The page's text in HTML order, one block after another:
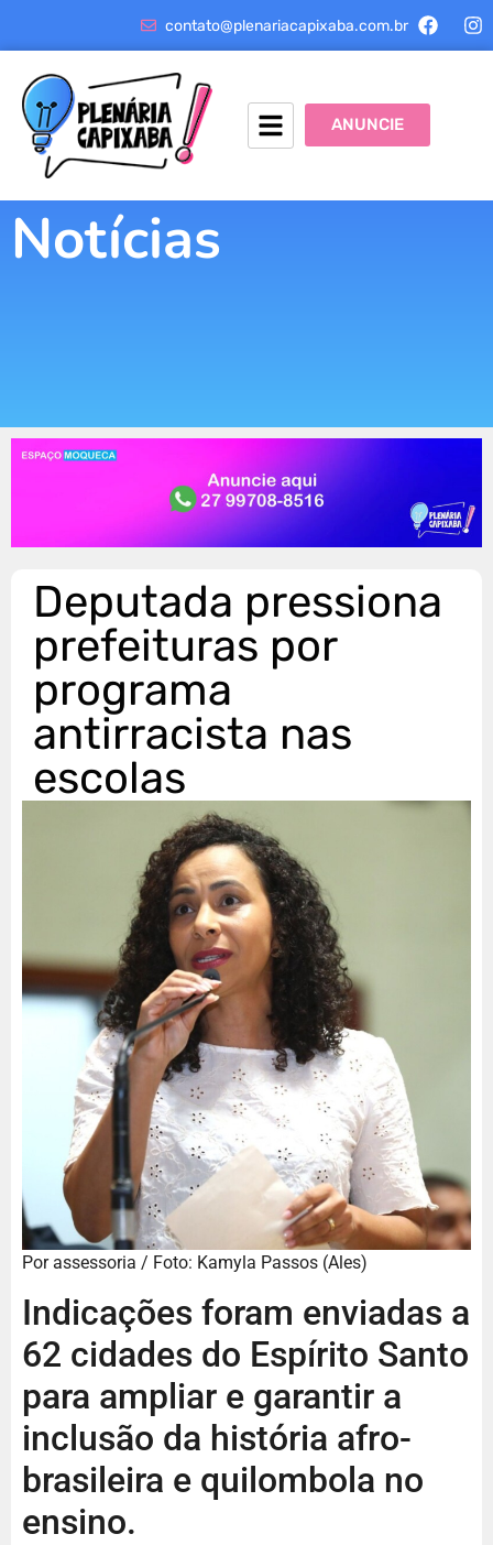
contato@plenariacapixaba.com.br
ANUNCIE
Notícias
Deputada pressiona
prefeituras por
programa
antirracista nas
escolas
Por assessoria / Foto: Kamyla Passos (Ales)
Indicações foram enviadas a
62 cidades do Espírito Santo
para ampliar e garantir a
inclusão da história afro-
brasileira e quilombola no
ensino.